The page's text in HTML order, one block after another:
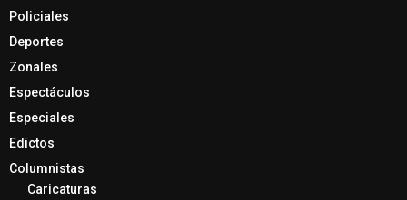
Policiales
Deportes
Zonales
Espectáculos
Especiales
Edictos
Columnistas
Caricaturas